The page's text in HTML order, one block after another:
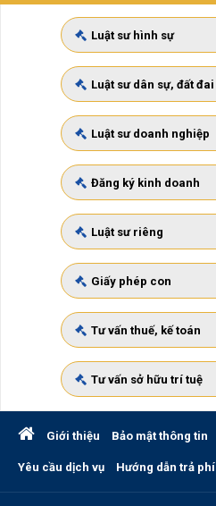
Luật sư hình sự
Luật sư dân sự, đất đai
Luật sư doanh nghiệp
Đăng ký kinh doanh
Luật sư riêng
Giấy phép con
Tư vấn thuế, kế toán
Tư vấn sở hữu trí tuệ
Giới thiệu Bảo mật thông tin
Yêu cầu dịch vụ Hướng dẫn trả phí